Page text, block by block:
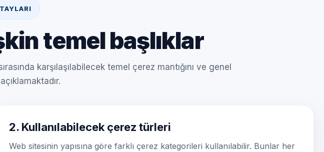
temel başlıklar
karşılaşılabilecek temel çerez mantığını ve genel
2. Kullanılabilecek çerez türleri
Web sitesinin yapısına göre farklı çerez kategorileri kullanılabilir. Bunlar her